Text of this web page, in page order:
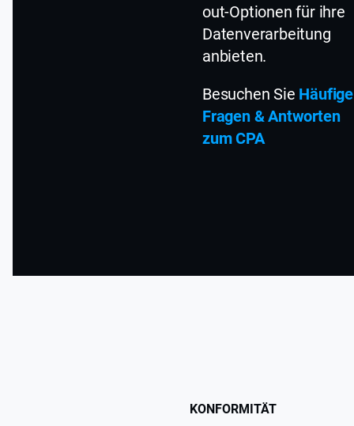
out-Optionen für ihre
Datenverarbeitung
anbieten.
Besuchen Sie Häufige
Fragen & Antworten
zum CPA
KONFORMITÄT